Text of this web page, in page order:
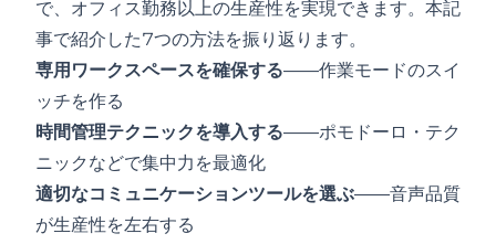
で、オフィス勤務以上の生産性を実現できます。本記
事で紹介した7つの方法を振り返ります。
専用ワークスペースを確保する——作業モードのスイ
ッチを作る
時間管理テクニックを導入する——ポモドーロ・テク
ニックなどで集中力を最適化
適切なコミュニケーションツールを選ぶ——音声品質
が生産性を左右する